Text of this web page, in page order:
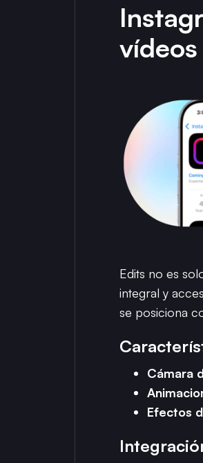
Edits no es
integral y
se posiciona
Cámara
Efectos